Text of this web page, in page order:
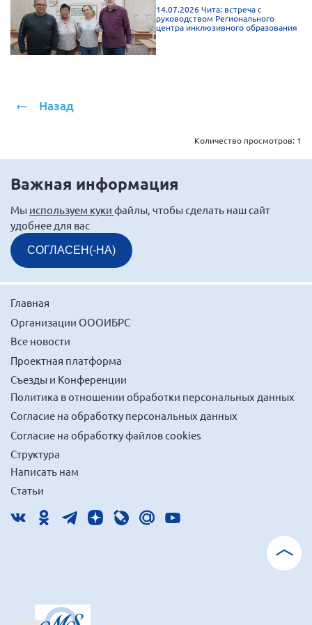
Брянская область
Владимирская область
Волгоградская область
Ивановская область
Краснодарский край
Красноярский край
Липецкая область
Ленинградская область
г. Москва
Московская область
Мурманская область
Нижегородская область
Новгородская область
Новосибирская область
Омская область
Оренбургская область
Пензенская область
Республика Карелия
г. Санкт-Петербург
14.07.2026 Чита: встреча с
руководством Регионального
центра инклюзивного образования
Назад
Количество просмотров: 1
Важная информация
Мы используем куки файлы, чтобы сделать наш сайт
удобнее для вас
СОГЛАСЕН(-НА)
Главная
Организации ОООИБРС
Все новости
Проектная платформа
Съезды и Конференции
Политика в отношении обработки персональных данных
Согласие на обработку персональных данных
Согласие на обработку файлов cookies
Структура
Написать нам
Статьи